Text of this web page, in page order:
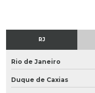
RJ
Rio de Janeiro
Duque de Caxias